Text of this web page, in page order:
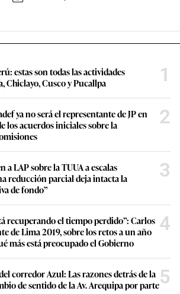
estas son todas las actividades
Chiclayo, Cusco y Pucallpa
1
ya no será el representante de JP en
los acuerdos iniciales sobre la
2
a LAP sobre la TUUA a escalas
reducción parcial deja intacta la
de fondo”
3
recuperando el tiempo perdido”: Carlos
de Lima 2019, sobre los retos a un año
más está preocupado el Gobierno
4
corredor Azul: Las razones detrás de la
de sentido de la Av. Arequipa por parte5